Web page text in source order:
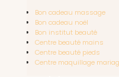
Bon cadeau massage
Bon cadeau noël
Bon institut beauté
Centre beauté mains
Centre beauté pieds
Centre maquillage